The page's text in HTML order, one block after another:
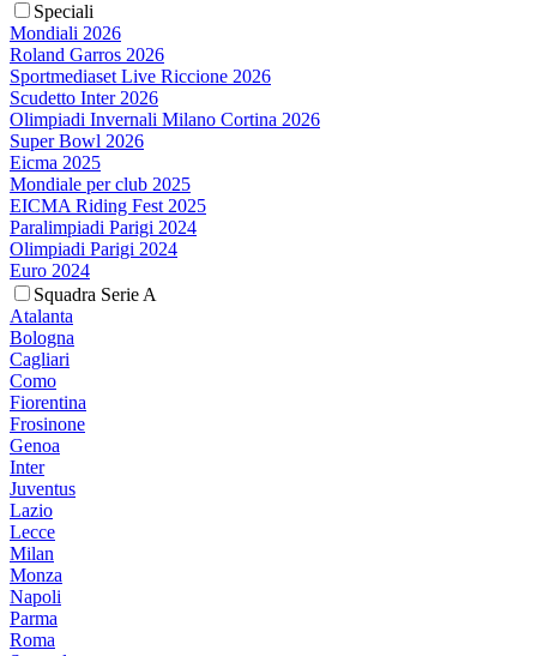
Speciali
Mondiali 2026
Roland Garros 2026
Sportmediaset Live Riccione 2026
Scudetto Inter 2026
Olimpiadi Invernali Milano Cortina 2026
Super Bowl 2026
Eicma 2025
Mondiale per club 2025
EICMA Riding Fest 2025
Paralimpiadi Parigi 2024
Olimpiadi Parigi 2024
Euro 2024
Squadra Serie A
Atalanta
Bologna
Cagliari
Como
Fiorentina
Frosinone
Genoa
Inter
Juventus
Lazio
Lecce
Milan
Monza
Napoli
Parma
Roma